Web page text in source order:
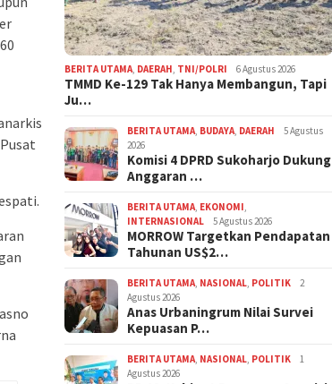
BERITA UTAMA DAERAH TNI/POLRI 6 Agustus 2026
TMMD Ke-129 Tak Hanya Membangun, Tapi
Ju…
BERITA UTAMA BUDAYA DAERAH
5 Agustus
2026
Komisi 4 DPRD Sukoharjo Dukung
Anggaran …
BERITA UTAMA EKONOMI
INTERNASIONAL
5 Agustus 2026
MORROW Targetkan Pendapatan
Tahunan US$2…
BERITA UTAMA NASIONAL POLITIK
2
Agustus 2026
Anas Urbaningrum Nilai Survei
Kepuasan P…
BERITA UTAMA NASIONAL POLITIK
1
Agustus 2026